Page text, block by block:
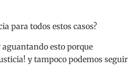
para todos estos casos?
aguantando esto porque
y tampoco podemos seguir